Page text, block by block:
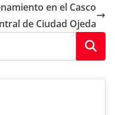
en el Casco
de Ciudad Ojeda